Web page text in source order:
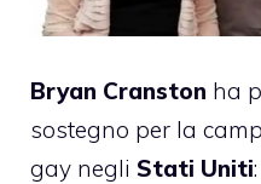
Bryan Cranston ha
sostegno per la
gay negli Stati Uniti